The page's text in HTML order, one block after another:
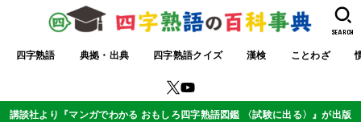
四字熟語 典拠・出典 四字熟語クイズ 漢検 ことわざ
SEARCH
講談社より『マンガでわかる おもしろ四字熟語図鑑 〈試験に出る〉』が出版